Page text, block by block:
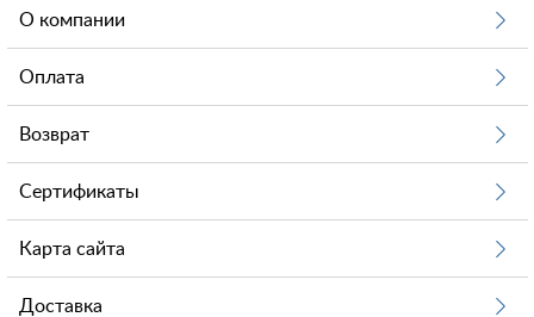
О компании
Оплата
Возврат
Сертификаты
Карта сайта
Доставка